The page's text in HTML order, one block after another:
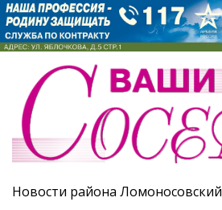
Новости района Ломоносовский